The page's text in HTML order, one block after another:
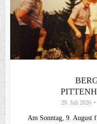
29. Juli 2026
Am Sonntag, 9. August